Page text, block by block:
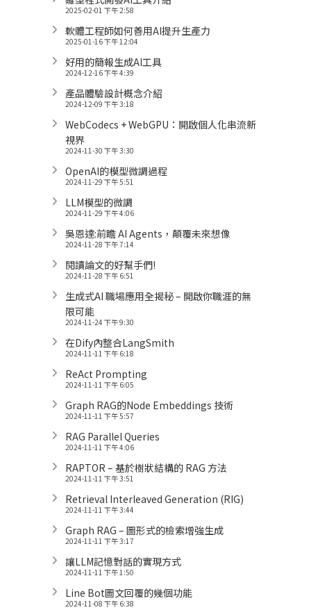
2025-02-01 下午 2:58
軟體工程師如何善用AI提升生產力
2025-01-16 下午 12:04
好用的簡報生成AI工具
2024-12-16 下午 4:39
產品體驗設計概念介紹
2024-12-09 下午 3:18
WebCodecs + WebGPU：開啟個人化串流新
視界
2024-11-30 下午 3:30
OpenAI的模型微調過程
2024-11-29 下午 5:51
LLM模型的微調
2024-11-29 下午 4:06
吳恩達:前瞻 AI Agents，顛覆未來想像
2024-11-28 下午 7:14
閱讀論文的好幫手們!
2024-11-28 下午 6:51
生成式AI 職場應用全揭秘 – 開啟你職涯的無
限可能
2024-11-24 下午 9:30
在Dify內整合LangSmith
2024-11-11 下午 6:18
ReAct Prompting
2024-11-11 下午 6:05
Graph RAG的Node Embeddings 技術
2024-11-11 下午 5:57
RAG Parallel Queries
2024-11-11 下午 4:06
RAPTOR – 基於樹狀結構的 RAG 方法
2024-11-11 下午 3:51
Retrieval Interleaved Generation (RIG)
2024-11-11 下午 3:44
Graph RAG – 圖形式的檢索增強生成
2024-11-11 下午 3:17
讓LLM記憶對話的實現方式
2024-11-11 下午 1:50
Line Bot圖文回覆的幾個功能
2024-11-08 下午 6:38